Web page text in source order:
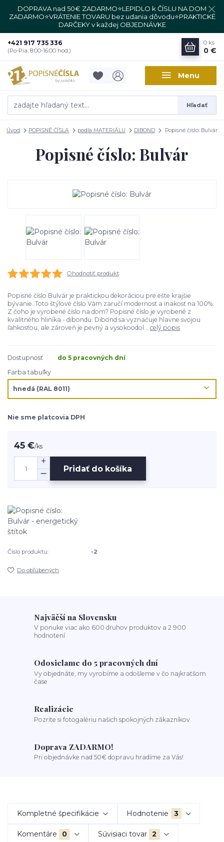
DOPRAVA nad 50€ ZADARMO⭐LEPIDLO k ČÍSLU NA DOM
ZADARMO⭐VRÁTENIE TOVARU bez udania dôvodu⭐PRAKTICKÉ
DARČEKY v každej OBJEDNÁVKE
Menu
Hľadať
+421 917 735 336
(Po-Pia, 8:00-16:00 hod.)
0 ks
0 €
Úvod POPISNÉ ČÍSLA podľa MATERIÁLU DIBOND Popisné číslo: Bulvár
Popisné číslo: Bulvár
Ohodnotiť produkt
Popisné číslo Bulvár je praktickou dekoráciou pre ešte krajšie
bývanie. Toto štýlové číslo Vám zaručí modernosť a inakosť na 100%.
Z čoho je vyrobené číslo na dom? Popisné číslo je vyrobené z
kvalitného hliníka - dibondu. Dibond sa vyznačuje hlavne svojou
ľahkosťou, ale zároveň je pevný a vysokoodol... celý popis
Dostupnosť
do 5 pracovných dní
Farba tabuľky
Nie sme platcovia DPH
45 €/ks
Pridať do košíka
Číslo produktu: -2
Do obľúbených
Najväčší na Slovensku
V ponuke viac ako 600 druhov produktov a 2 900
hodnotení
Odosielame do 5 pracovných dní
Vy objednáte, my vyrobíme a odošleme v čo najkratšom
čase
Realizácie
Pozrite si fotogalériu našich spokojných zákazníkov.
Doprava ZADARMO!
Pri objednávke nad 50€ dopravu hradíme za Vás!
Kompletné špecifikácie Hodnotenie 3
Komentáre 0 Súvisiaci tovar 2